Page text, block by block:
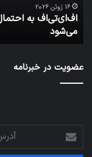
تصویب
می‌شود
16 ژوئن 2026
اف‌ای‌تی‌اف به
می‌شود
عضویت در خبرنامه
آدرس
ایمیل